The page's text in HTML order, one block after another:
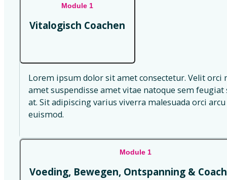
Module 1
Vitalogisch Coachen
Lorem ipsum dolor sit amet consectetur. Velit
amet suspendisse amet vitae natoque sem
at. Sit adipiscing varius viverra malesuada orci
euismod.
Module 1
Voeding, Bewegen, Ontspanning &